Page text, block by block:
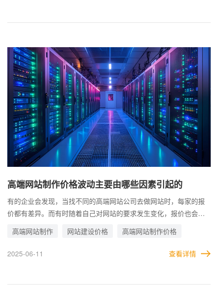
无论是客户还是建站公司，都要立足当下眺望未来，根据时代发展
高端网站制作价格波动主要由哪些因素引起的
有的企业会发现，当找不同的高端网站公司去做网站时，每家的报
价都有差异。而有时随着自己对网站的要求发生变化，报价也会产
价格波动。对于很多关注价格的企业来说，这种价格波动让他们更
加不懂得如何选择。 因此，企业在进行高端网站制作时，面对价格
将成本尽可能的降下来。
高端网站制作 网站建设价格 高端网站制作价格
2025-06-11 查看详情